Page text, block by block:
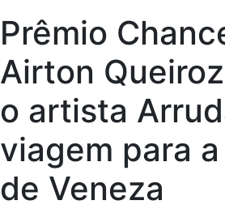
Prêmio
Airton
o artista
viagem para
de Veneza